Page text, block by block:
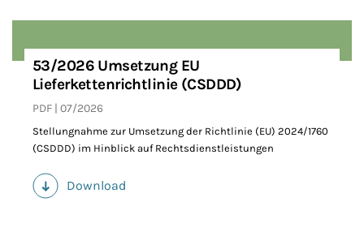
53/2026 Umsetzung EU
Lieferkettenrichtlinie (CSDDD)
PDF 07/2026
Stellungnahme zur Umsetzung der Richtlinie (EU) 2024/1760
(CSDDD) im Hinblick auf Rechtsdienstleistungen
Download
(PDF)